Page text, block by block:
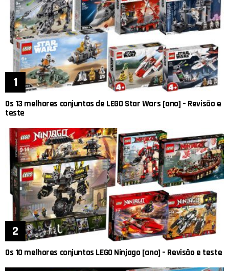
Os 13 melhores conjuntos de LEGO Star Wars [ano] – Revisão e
teste
Os 10 melhores conjuntos LEGO Ninjago [ano] – Revisão e teste